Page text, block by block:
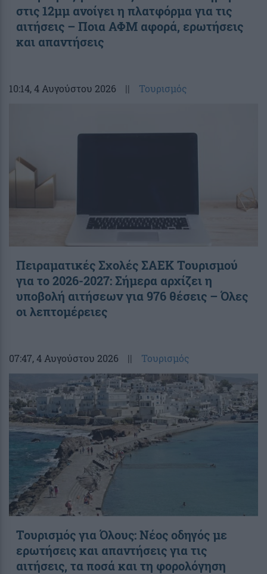
στις 12μμ ανοίγει η πλατφόρμα για τις
αιτήσεις – Ποια ΑΦΜ αφορά, ερωτήσεις
και απαντήσεις
10:14, 4 Αυγούστου 2026 || Τουρισμός
Πειραματικές Σχολές ΣΑΕΚ Τουρισμού
για το 2026-2027: Σήμερα αρχίζει η
υποβολή αιτήσεων για 976 θέσεις – Όλες
οι λεπτομέρειες
07:47, 4 Αυγούστου 2026 || Τουρισμός
Toυρισμός για Όλους: Νέος οδηγός με
ερωτήσεις και απαντήσεις για τις
αιτήσεις, τα ποσά και τη φορολόγηση